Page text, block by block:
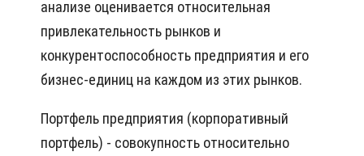
анализе оценивается относительная
привлекательность рынков и
конкурентоспособность предприятия и его
бизнес-единиц на каждом из этих рынков.
Портфель предприятия (корпоративный
портфель) - совокупность относительно